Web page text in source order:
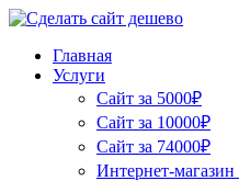
Главная
Услуги
Сайт за 5000₽
Сайт за 10000₽
Сайт за 74000₽
Интернет-магазин